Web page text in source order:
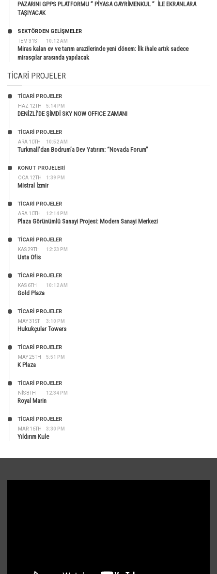
PAZARINI GPPS PLATFORMU ” PİYASA GAYRİMENKUL ” İLE EKRANLARA
TAŞIYACAK
TEM 31ST 10:12 AM
SEKTÖRDEN GELIŞMELER
Miras kalan ev ve tarım arazilerinde yeni dönem: İlk ihale artık sadece
mirasçılar arasında yapılacak
TICARI PROJELER
HAZ 12TH 5:14 PM
TİCARİ PROJELER
DENİZLİ’DE ŞİMDİ SKY NOW OFFICE ZAMANI
ARA 10TH 10:52 AM
TİCARİ PROJELER
Turkmall’dan Bodrum’a Dev Yatırım: “Novada Forum”
OCA 12TH 1:39 PM
KONUT PROJELERI
Mistral İzmir
ARA 10TH 12:14 PM
TİCARİ PROJELER
Plaza Görünümlü Sanayi Projesi: Modern Sanayi Merkezi
KAS 29TH 12:23 PM
TİCARİ PROJELER
Usta Ofis
KAS 6TH 10:12 AM
TİCARİ PROJELER
Gold Plaza
MAY 31ST 3:10 PM
TİCARİ PROJELER
Hukukçular Towers
MAY 25TH 5:51 PM
TİCARİ PROJELER
K Plaza
NIS 8TH 12:34 PM
TİCARİ PROJELER
Royal Marin
MAR 16TH 3:30 PM
TİCARİ PROJELER
Yıldırım Kule